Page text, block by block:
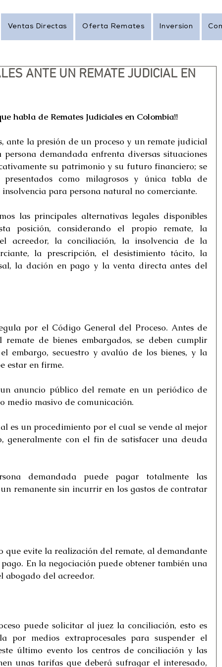
Ventas Directas Oferta Remates Inversion
ANTE UN REMATE JUDICIAL EN
habla de Remates Judiciales en Colombia!!
ante la presión de un proceso y un remate judicial
persona demandada enfrenta diversas situaciones
su patrimonio y su futuro financiero; se
presentados como milagrosos y única tabla de
para persona natural no comerciante.
las principales alternativas legales disponibles
posición, considerando el propio remate, la
acreedor, la conciliación, la insolvencia de la
la prescripción, el desistimiento tácito, la
la dación en pago y la venta directa antes del
por el Código General del Proceso. Antes de
de bienes embargados, se deben cumplir
embargo, secuestro y avalúo de los bienes, y la
estar en firme.
anuncio público del remate en un periódico de
medio masivo de comunicación.
es un procedimiento por el cual se vende al mejor
generalmente con el fin de satisfacer una deuda
demandada puede pagar totalmente las
remanente sin incurrir en los gastos de contratar
que evite la realización del remate, al demandante
En la negociación puede obtener también una
abogado del acreedor.
puede solicitar al juez la conciliación, esto es
por medios extraprocesales para suspender el
último evento los centros de conciliación y las
unas tarifas que deberá sufragar el interesado,